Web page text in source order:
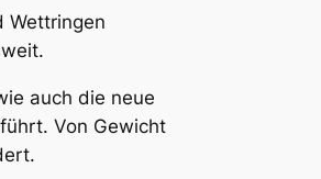
Wettringen
auch die neue
Von Gewicht